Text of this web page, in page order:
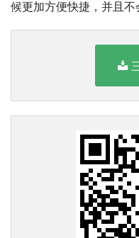
候更加方便快捷，并且不